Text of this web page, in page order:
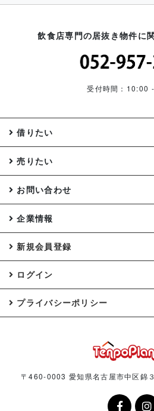
飲食店専門の居抜き物件に
受付時間：10:00
借りたい
売りたい
お問い合わせ
企業情報
新規会員登録
ログイン
プライバシーポリシー
〒460-0003 愛知県名古屋市中区錦